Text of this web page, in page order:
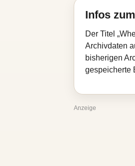
Infos
Der Titel
Archivdaten
bisherigen
gespeicherte
Anzeige